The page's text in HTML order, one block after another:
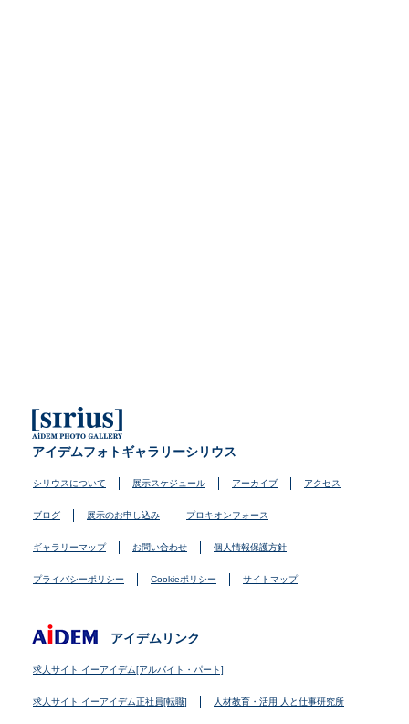
アイデムフォトギャラリーシリウス
シリウスについて 展示スケジュール アーカイブ アクセス
ブログ 展示のお申し込み プロキオンフォース
ギャラリーマップ お問い合わせ 個人情報保護方針
プライバシーポリシー Cookieポリシー サイトマップ
アイデムリンク
求人サイト イーアイデム[アルバイト・パート]
求人サイト イーアイデム正社員[転職] 人材教育・活用 人と仕事研究所